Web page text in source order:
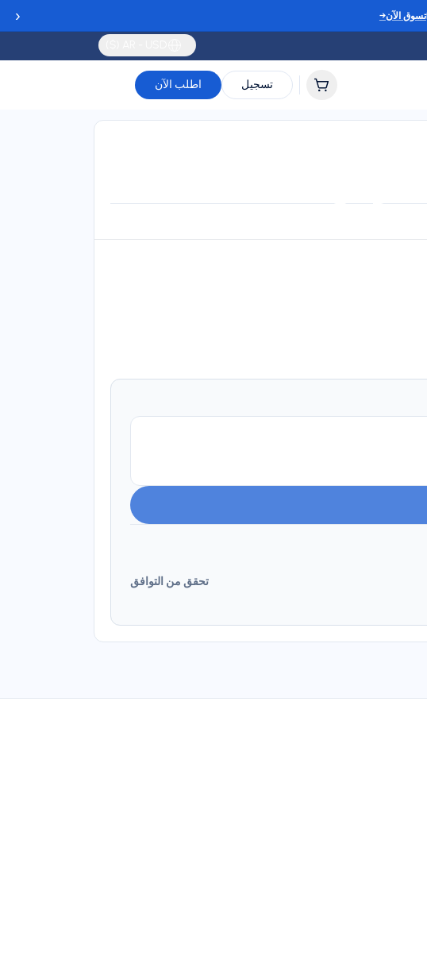
‹ تسوق الآن→
تسجيل اطلب الآن
تحقق من التوافق